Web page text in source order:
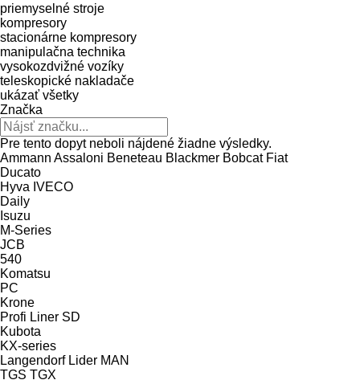
priemyselné stroje
kompresory
stacionárne kompresory
manipulačna technika
vysokozdvižné vozíky
teleskopické nakladače
ukázať všetky
Značka
Pre tento dopyt neboli nájdené žiadne výsledky.
Ammann Assaloni Beneteau Blackmer Bobcat Fiat
Ducato
Hyva IVECO
Daily
Isuzu
M-Series
JCB
540
Komatsu
PC
Krone
Profi Liner SD
Kubota
KX-series
Langendorf Lider MAN
TGS TGX